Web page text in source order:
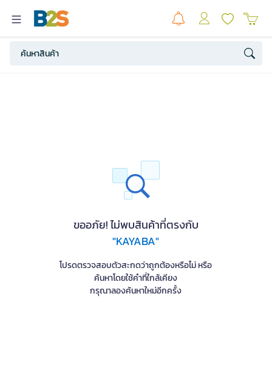
ขออภัย! ไม่พบสินค้าที่ตรงกับ
"KAYABA"
โปรดตรวจสอบตัวสะกดว่าถูกต้องหรือไม่ หรือ
ค้นหาโดยใช้คำที่ใกล้เคียง
กรุณาลองค้นหาใหม่อีกครั้ง